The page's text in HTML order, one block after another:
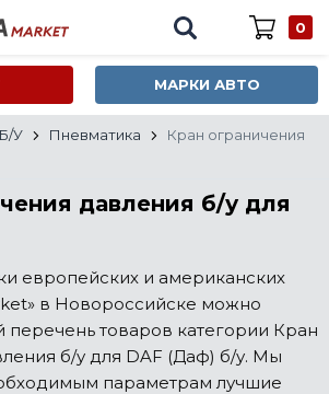
0
МАРКИ АВТО
У Пневматика
Кран ограничения
давления б/у для
европейских и американских
в Новороссийске можно
перечень товаров категории Кран
б/у для DAF (Даф) б/у. Мы
параметрам лучшие